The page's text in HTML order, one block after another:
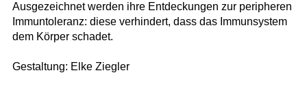
Ausgezeichnet werden ihre Entdeckungen zur peripheren
Immuntoleranz: diese verhindert, dass das Immunsystem
dem Körper schadet.
Gestaltung: Elke Ziegler